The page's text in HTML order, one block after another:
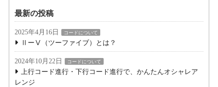
最新の投稿
2025年4月16日 コードについて
ⅡーⅤ（ツーファイブ）とは？
2024年10月22日 コードについて
上行コード進行・下行コード進行で、かんたんオシャレア
レンジ